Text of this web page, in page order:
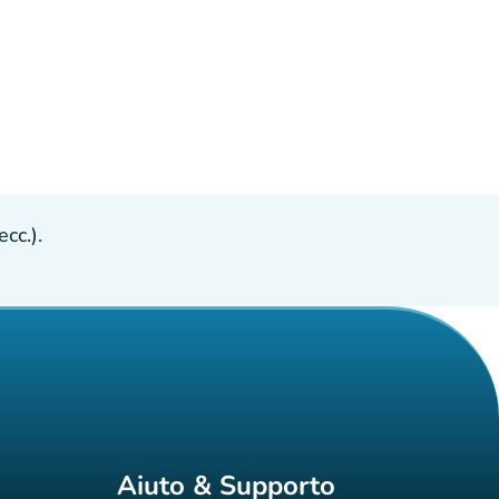
Aiuto & Supporto